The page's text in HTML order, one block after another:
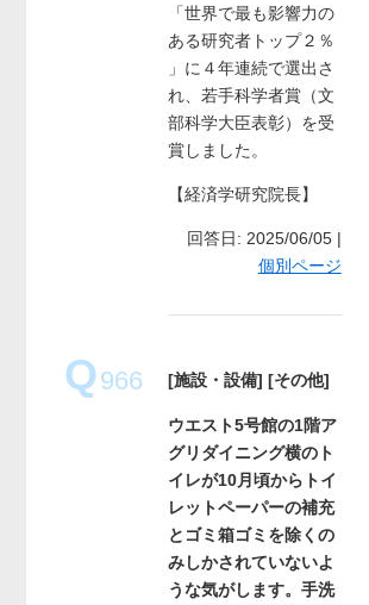
「世界で最も影響力の
ある研究者トップ２％
」に４年連続で選出さ
れ、若手科学者賞（文
部科学大臣表彰）を受
賞しました。
【経済学研究院長】
回答日: 2025/06/05 |
個別ページ
Q966 [施設・設備] [その他]
ウエスト5号館の1階ア
グリダイニング横のト
イレが10月頃からトイ
レットペーパーの補充
とゴミ箱ゴミを除くの
みしかされていないよ
うな気がします。手洗